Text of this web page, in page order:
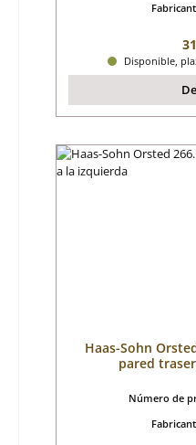
Disponible,
Haas-Sohn
pared
Número de